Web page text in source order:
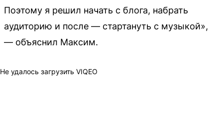
Поэтому я решил начать с блога, набрать
аудиторию и после — стартануть с музыкой»,
— объяснил Максим.
Не удалось загрузить VIQEO